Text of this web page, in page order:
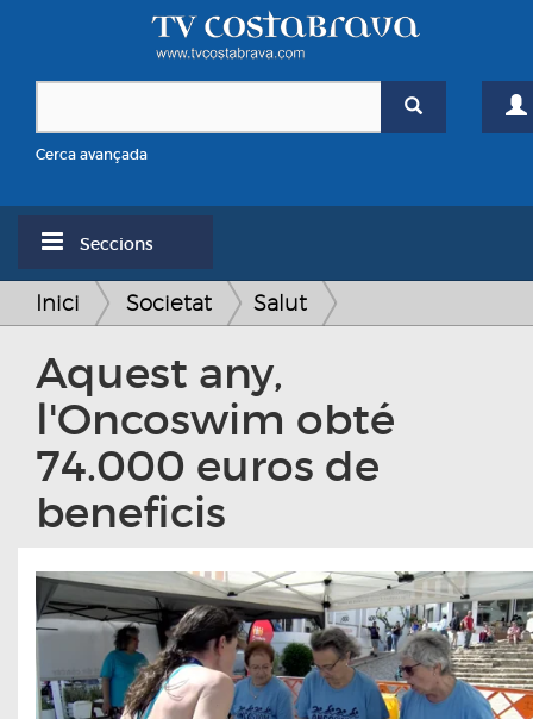
Cerca avançada
Seccions
Inici Societat Salut
Aquest any,
l'Oncoswim obté
74.000 euros de
beneficis